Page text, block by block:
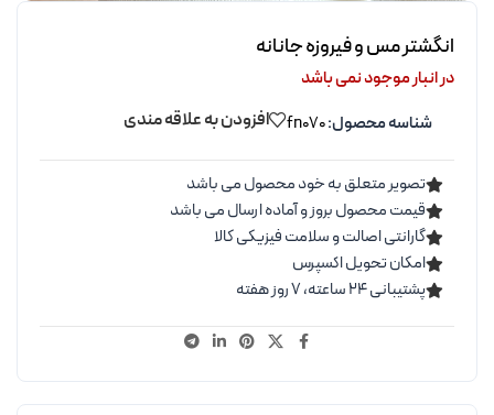
انگشتر مس و فیروزه جانانه
در انبار موجود نمی باشد
شناسه محصول:fn070 افزودن به علاقه مندی
تصویر متعلق به خود محصول می باشد
قیمت محصول بروز و آماده ارسال می باشد
گارانتی اصالت و سلامت فیزیکی کالا
امکان تحویل اکسپرس
پشتیبانی ۲۴ ساعته، ۷ روز هفته